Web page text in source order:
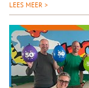
LEES MEER >